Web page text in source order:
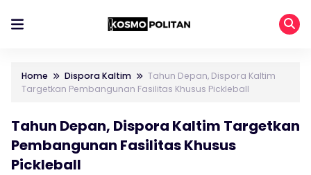
Home Dispora Kaltim
Tahun Depan, Dispora Kaltim
Targetkan Pembangunan Fasilitas Khusus Pickleball
Tahun Depan, Dispora Kaltim Targetkan
Pembangunan Fasilitas Khusus
Pickleball